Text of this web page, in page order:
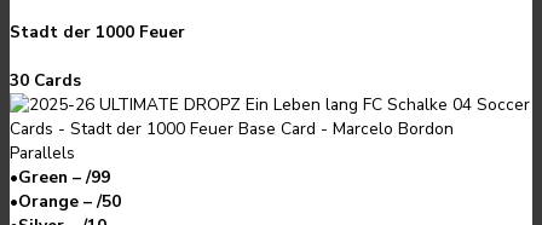
Stadt der 1000 Feuer
30 Cards
Parallels
•Green – /99
•Orange – /50